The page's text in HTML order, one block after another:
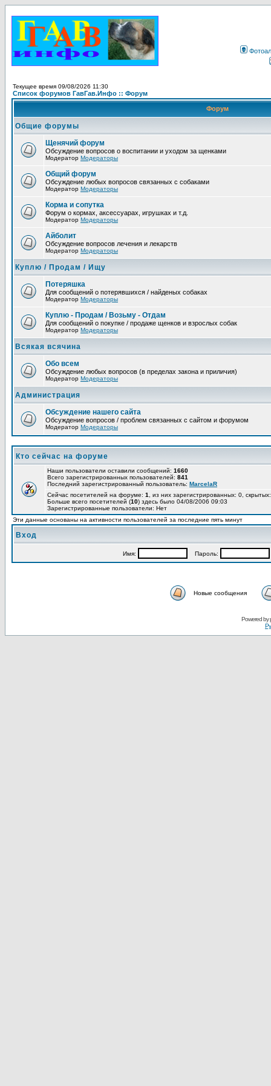
Текущее время 09/08/2026 11:30
Список форумов ГавГав.Инфо :: Форум
Форум
Общие форумы
Щенячий форум
Обсуждение вопросов о воспитании и уходом за щенками
Модератор Модераторы
Общий форум
Обсуждение любых вопросов связанных с собаками
Модератор Модераторы
Корма и сопутка
Форум о кормах, аксессуарах, игрушках и т.д.
Модератор Модераторы
Айболит
Обсуждение вопросов лечения и лекарств
Модератор Модераторы
Куплю / Продам / Ищу
Потеряшка
Для сообщений о потерявшихся / найденых собаках
Модератор Модераторы
Куплю - Продам / Возьму - Отдам
Для сообщений о покупке / продаже щенков и взрослых собак
Модератор Модераторы
Всякая всячина
Обо всем
Обсуждение любых вопросов (в пределах закона и приличия)
Модератор Модераторы
Администрация
Обсуждение нашего сайта
Обсуждение вопросов / проблем связанных с сайтом и форумом
Модератор Модераторы
Кто сейчас на форуме
Наши пользователи оставили сообщений: 1660
Всего зарегистрированных пользователей: 841
Последний зарегистрированный пользователь: MarcelaR
Сейчас посетителей на форуме: 1
, из них зарегистрированных: 0,
Больше всего посетителей (10) здесь было 04/08/2006 09:03
Зарегистрированные пользователи: Нет
Эти данные основаны на активности пользователей за последние пять минут
Вход
Имя: Пароль:
Новые сообщения
Powered by